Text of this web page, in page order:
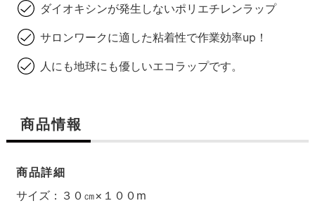
ダイオキシンが発生しないポリエチレンラップ
サロンワークに適した粘着性で作業効率up！
人にも地球にも優しいエコラップです。
商品情報
商品詳細
サイズ：３０㎝×１００m